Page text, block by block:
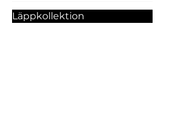
Läppkollektion